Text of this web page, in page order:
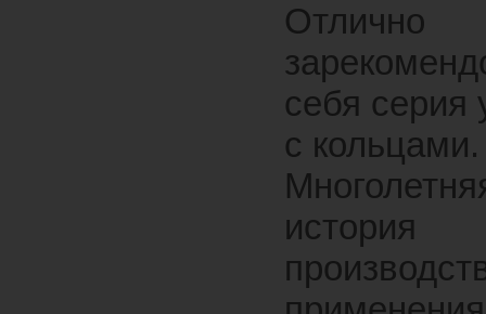
Отлично
себя серия
с кольцами.
история